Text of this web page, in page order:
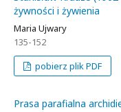
żywności i żywienia
Maria Ujwary
135-152
pobierz plik PDF
Prasa parafialna